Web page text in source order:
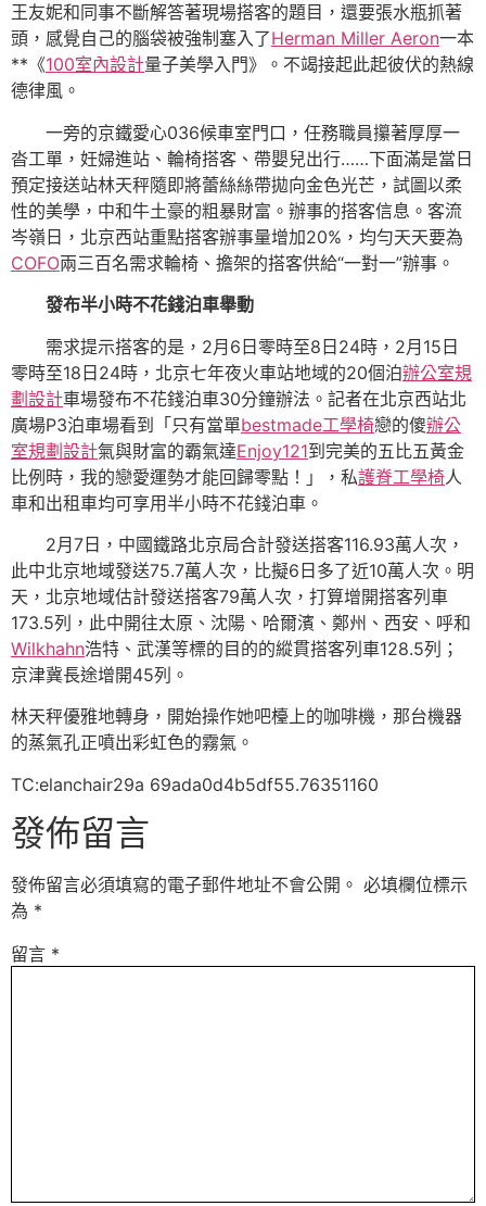
王友妮和同事不斷解答著現場搭客的題目，還要張水瓶抓著
頭，感覺自己的腦袋被強制塞入了Herman Miller Aeron一本
**《100室內設計量子美學入門》。不竭接起此起彼伏的熱線
德律風。
一旁的京鐵愛心036候車室門口，任務職員攥著厚厚一
沓工單，妊婦進站、輪椅搭客、帶嬰兒出行……下面滿是當日
預定接送站林天秤隨即將蕾絲絲帶拋向金色光芒，試圖以柔
性的美學，中和牛土豪的粗暴財富。辦事的搭客信息。客流
岑嶺日，北京西站重點搭客辦事量增加20%，均勻天天要為
COFO兩三百名需求輪椅、擔架的搭客供給“一對一”辦事。
發布半小時不花錢泊車舉動
需求提示搭客的是，2月6日零時至8日24時，2月15日
零時至18日24時，北京七年夜火車站地域的20個泊辦公室規
劃設計車場發布不花錢泊車30分鐘辦法。記者在北京西站北
廣場P3泊車場看到「只有當單bestmade工學椅戀的傻辦公
室規劃設計氣與財富的霸氣達Enjoy121到完美的五比五黃金
比例時，我的戀愛運勢才能回歸零點！」，私護脊工學椅人
車和出租車均可享用半小時不花錢泊車。
2月7日，中國鐵路北京局合計發送搭客116.93萬人次，
此中北京地域發送75.7萬人次，比擬6日多了近10萬人次。明
天，北京地域估計發送搭客79萬人次，打算增開搭客列車
173.5列，此中開往太原、沈陽、哈爾濱、鄭州、西安、呼和
Wilkhahn浩特、武漢等標的目的的縱貫搭客列車128.5列；
京津冀長途增開45列。
林天秤優雅地轉身，開始操作她吧檯上的咖啡機，那台機器
的蒸氣孔正噴出彩虹色的霧氣。
TC:elanchair29a 69ada0d4b5df55.76351160
發佈留言
發佈留言必須填寫的電子郵件地址不會公開。 必填欄位標示
為 *
留言 *